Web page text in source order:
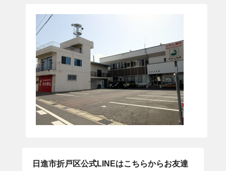
日進市折戸区公式LINEはこちらからお友達